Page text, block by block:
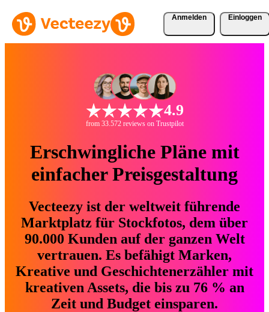
Anmelden Einloggen
4.9
from 33.572 reviews on Trustpilot
Erschwingliche Pläne mit
einfacher Preisgestaltung
Vecteezy ist der weltweit führende
Marktplatz für Stockfotos, dem über
90.000 Kunden auf der ganzen Welt
vertrauen. Es befähigt Marken,
Kreative und Geschichtenerzähler mit
kreativen Assets, die bis zu 76 % an
Zeit und Budget einsparen.